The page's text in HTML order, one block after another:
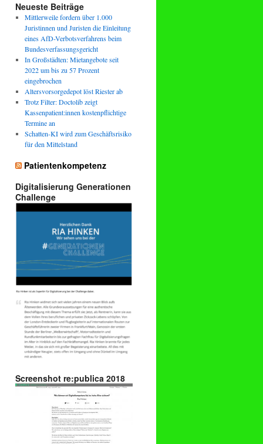
Neueste Beiträge
Mittlerweile fordern über 1.000
Juristinnen und Juristen die Einleitung
eines AfD-Verbotsverfahrens beim
Bundesverfassungsgericht
In Großstädten: Mietangebote seit
2022 um bis zu 57 Prozent
eingebrochen
Altersvorsorgedepot löst Riester ab
Trotz Filter: Doctolib zeigt
Kassenpatient:innen kostenpflichtige
Termine an
Schatten-KI wird zum Geschäftsrisiko
für den Mittelstand
Patientenkompetenz
Digitalisierung Generationen
Challenge
Screenshot re:publica 2018